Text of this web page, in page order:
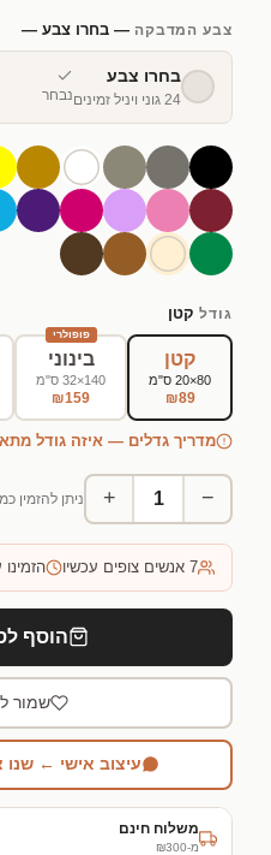
צבע המדבקה— בחרו צבע —
בחרו צבע
24 גוני ויניל זמינים נבחר
גודל קטן
קטן
80×20 ס"מ
₪89
פופולרי
בינוני
140×32 ס"מ
₪159
מדריך גדלים — איזה גודל
−
+ ניתן להזמין
7 אנשים צופים עכשיו הזמינו עד 05:18
הוסף
שמור
עיצוב אישי ←
משלוח חינם
מ-₪300